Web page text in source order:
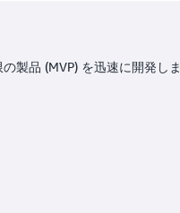
製品 (MVP) を迅速に開発しま